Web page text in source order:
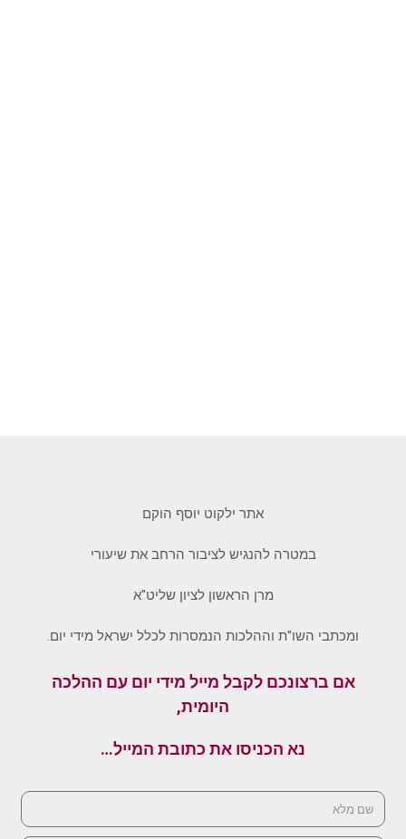
אתר ילקוט יוסף הוקם
במטרה להנגיש לציבור הרחב את שיעורי
מרן הראשון לציון שליט"א
ומכתבי השו"ת וההלכות הנמסרות לכלל ישראל מידי יום.
אם ברצונכם לקבל מייל מידי יום עם ההלכה
היומית,
נא הכניסו את כתובת המייל…